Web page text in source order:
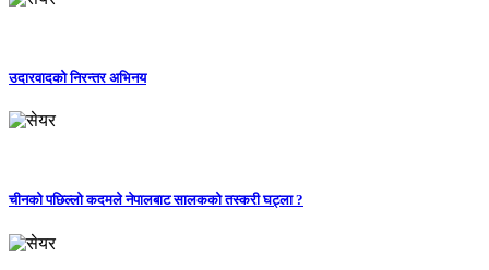
उदारवादको निरन्तर अभिनय
चीनको पछिल्लो कदमले नेपालबाट सालकको तस्करी घट्ला ?